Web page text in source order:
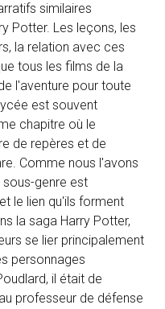
similaires
Potter. Les leçons, les
la relation avec ces
tous les films de la
l'aventure pour toute
est souvent
chapitre où le
de repères et de
Comme nous l'avons
genre est
le lien qu'ils forment
la saga Harry Potter,
se lier principalement
personnages
il était de
professeur de défense